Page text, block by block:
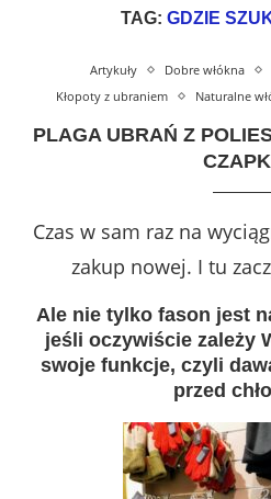
TAG: GDZIE
Artykuły Dobre włókna
Kłopoty z ubraniem
Naturalne
PLAGA UBRAŃ Z
Czas w sam raz na
zakup nowej. I tu
Ale nie tylko fason jest
jeśli oczywiście zależy
swoje funkcje, czyli
przed